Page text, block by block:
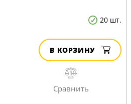
20 шт.
В КОРЗИНУ